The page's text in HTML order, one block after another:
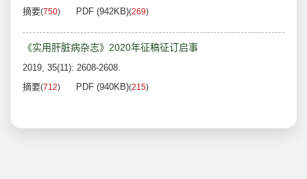
摘要(750) PDF (942KB)(269)
《实用肝脏病杂志》2020年征稿征订启事
2019, 35(11): 2608-2608.
摘要(712) PDF (940KB)(215)